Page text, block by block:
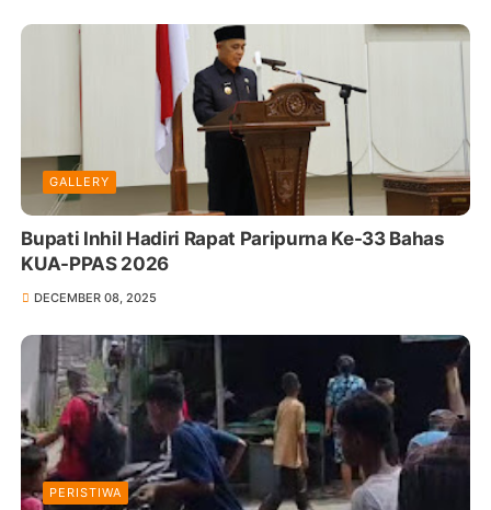
GALLERY
Bupati Inhil Hadiri Rapat Paripurna Ke-33 Bahas
KUA-PPAS 2026
DECEMBER 08, 2025
PERISTIWA